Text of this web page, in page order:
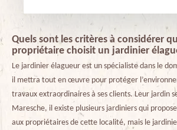
Quels sont les critères à considérer
propriétaire choisit un jardinier
Le jardinier élagueur est un spécialiste dans le
il mettra tout en œuvre pour protéger
travaux extraordinaires à ses clients. Leur jardin
Maresche, il existe plusieurs jardiniers qui
aux propriétaires de cette localité, mais le